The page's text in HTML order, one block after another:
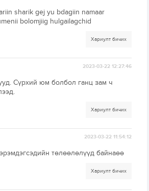
sharik gej yu bdagiin namaar
bolomjiig hulgailagchid
Хариулт бичих
2023-03-22 12:27:46
Сүрхий юм болбол ганц зам ч
Хариулт бичих
2023-03-22 11:54:12
төлөөлөлүүд байнаөө
Хариулт бичих